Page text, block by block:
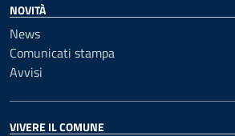
NOVITÀ
News
Comunicati stampa
Avvisi
VIVERE IL COMUNE